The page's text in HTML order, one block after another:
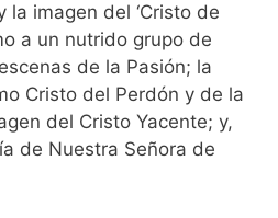
la imagen del ‘Cristo de
a un nutrido grupo de
de la Pasión; la
Cristo del Perdón y de la
del Cristo Yacente; y,
de Nuestra Señora de